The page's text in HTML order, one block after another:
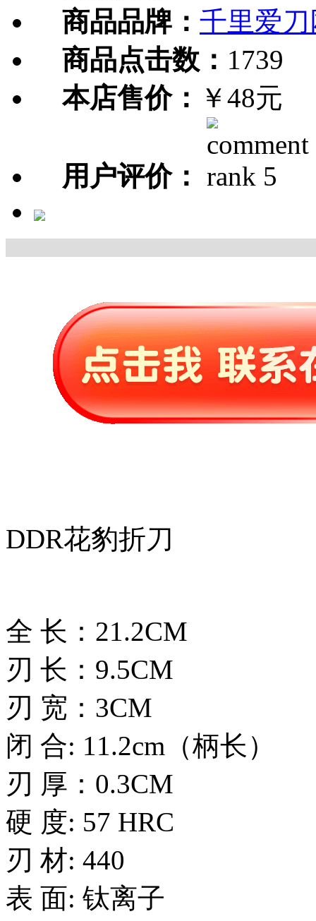
商品品牌： 千里爱刀
商品点击数： 1739
本店售价： ￥48元
用户评价：
DDR花豹折刀
全 长：21.2CM
刃 长：9.5CM
刃 宽：3CM
闭 合: 11.2cm（柄长）
刃 厚：0.3CM
硬 度: 57 HRC
刃 材: 440
表 面: 钛离子